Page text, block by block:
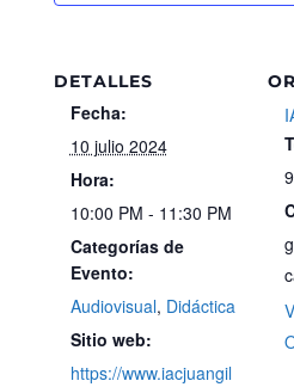
DETALLES
Fecha:
10 julio 2024
Hora:
10:00 PM - 11:30 PM
Categorías de
Evento:
Audiovisual, Didáctica
Sitio web:
https://www.iacjuangil